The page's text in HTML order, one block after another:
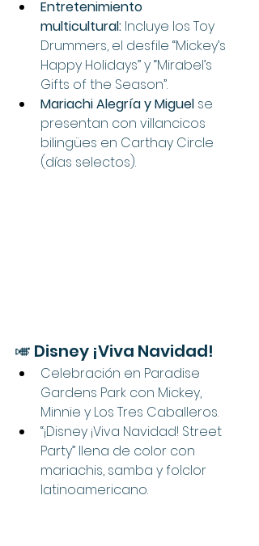
Entretenimiento
multicultural: Incluye los Toy
Drummers, el desfile “Mickey’s
Happy Holidays” y “Mirabel’s
Gifts of the Season”.
Mariachi Alegría y Miguel se
presentan con villancicos
bilingües en Carthay Circle
(días selectos).
🎺 Disney ¡Viva Navidad!
Celebración en Paradise
Gardens Park con Mickey,
Minnie y Los Tres Caballeros.
“¡Disney ¡Viva Navidad! Street
Party” llena de color con
mariachis, samba y folclor
latinoamericano.